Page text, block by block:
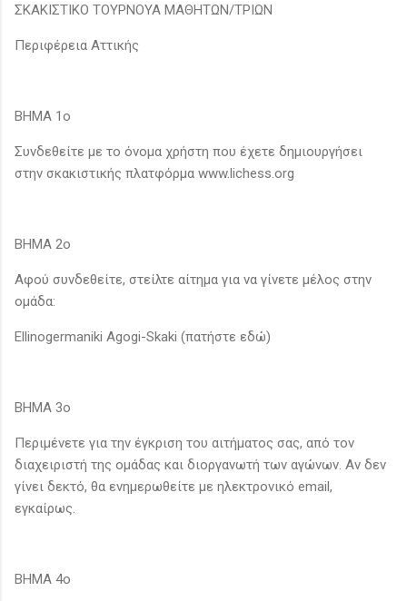
ΣΚΑΚΙΣΤΙΚΟ ΤΟΥΡΝΟΥΑ ΜΑΘΗΤΩΝ/ΤΡΙΩΝ
Περιφέρεια Αττικής
ΒΗΜΑ 1ο
Συνδεθείτε με το όνομα χρήστη που έχετε δημιουργήσει
στην σκακιστικής πλατφόρμα www.lichess.org
ΒΗΜΑ 2ο
Αφού συνδεθείτε, στείλτε αίτημα για να γίνετε μέλος στην
ομάδα:
Ellinogermaniki Agogi-Skaki (πατήστε εδώ)
ΒΗΜΑ 3ο
Περιμένετε για την έγκριση του αιτήματος σας, από τον
διαχειριστή της ομάδας και διοργανωτή των αγώνων. Αν δεν
γίνει δεκτό, θα ενημερωθείτε με ηλεκτρονικό email,
εγκαίρως.
ΒΗΜΑ 4ο